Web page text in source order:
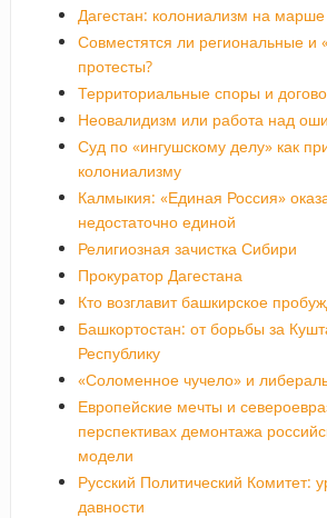
Дагестан: колониализм на марше
Совместятся ли региональные и
протесты?
Территориальные споры и
Неовалидизм или работа над
Суд по «ингушскому делу» как
колониализму
Калмыкия: «Единая Россия»
недостаточно единой
Религиозная зачистка Сибири
Прокуратор Дагестана
Кто возглавит башкирское
Башкортостан: от борьбы за
Республику
«Соломенное чучело» и
Европейские мечты и
перспективах демонтажа
модели
Русский Политический Комитет:
давности